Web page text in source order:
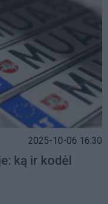
2025-10-06 16:30
ką ir kodėl